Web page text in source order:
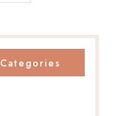
Categories